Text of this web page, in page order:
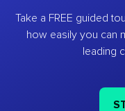
Take a FREE guided
how easily you can
leading